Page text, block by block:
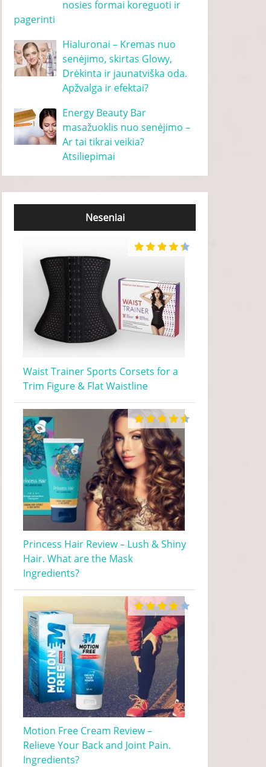
nosies formai koreguoti ir
pagerinti
Hialuronai – Kremas nuo
senėjimo, skirtas Glowy,
Drėkinta ir jaunatviška oda.
Apžvalga ir efektai?
Energy Beauty Bar
masažuoklis nuo senėjimo –
Ar tai tikrai veikia?
Atsiliepimai
Neseniai
Waist Trainer Sports Corsets for a
Trim Figure & Flat Waistline
Princess Hair Review – Lush & Shiny
Hair. What are the Mask
Ingredients?
Motion Free Cream Review –
Relieve Your Back and Joint Pain.
Ingredients?